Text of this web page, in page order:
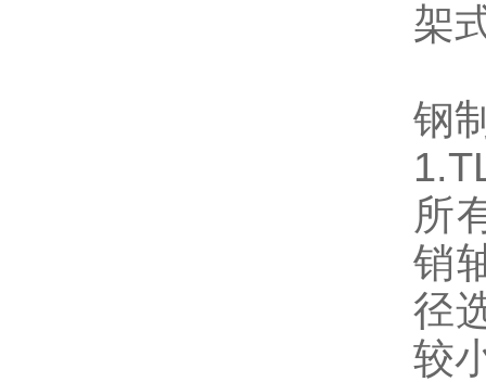
架
钢
所
销
径
较